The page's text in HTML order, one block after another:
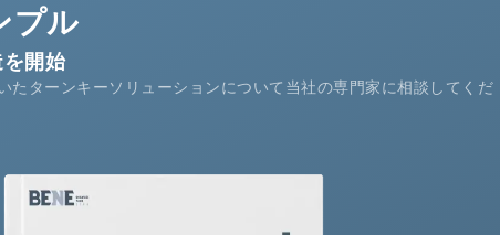
プル
開始
たターンキーソリューションについて当社の専門家に相談してくだ